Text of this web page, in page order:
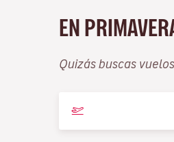
EN
Quizás buscas